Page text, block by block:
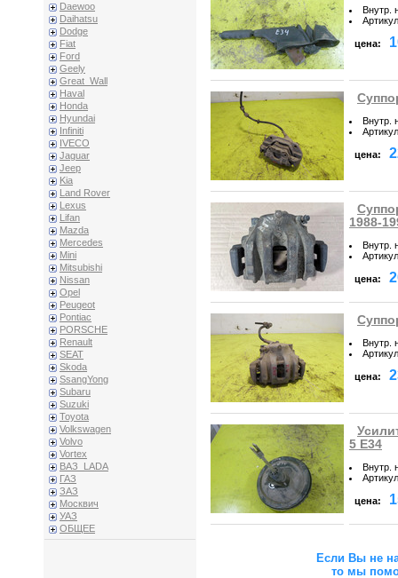
Daewoo
Daihatsu
Dodge
Fiat
Ford
Geely
Great_Wall
Haval
Honda
Hyundai
Infiniti
IVECO
Jaguar
Jeep
Kia
Land Rover
Lexus
Lifan
Mazda
Mercedes
Mini
Mitsubishi
Nissan
Opel
Peugeot
Pontiac
PORSCHE
Renault
SEAT
Skoda
SsangYong
Subaru
Suzuki
Toyota
Volkswagen
Volvo
Vortex
ВАЗ_LADA
ГАЗ
ЗАЗ
Москвич
УАЗ
ОБЩЕЕ
Внутр.
Артикул
цена:
Внутр.
Артикул
цена:
1988-
Внутр.
Артикул
цена:
Внутр.
Артикул
цена:
5 E34
Внутр.
Артикул
цена:
Если Вы не
то мы